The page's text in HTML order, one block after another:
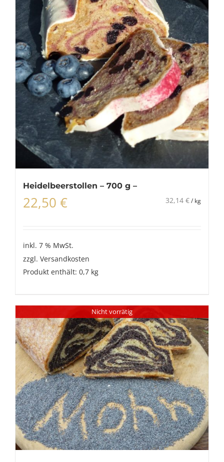
Heidelbeerstollen – 700 g –
22,50 € 32,14 €/ kg
inkl. 7 % MwSt.
zzgl. Versandkosten
Produkt enthält: 0,7 kg
Nicht vorrätig